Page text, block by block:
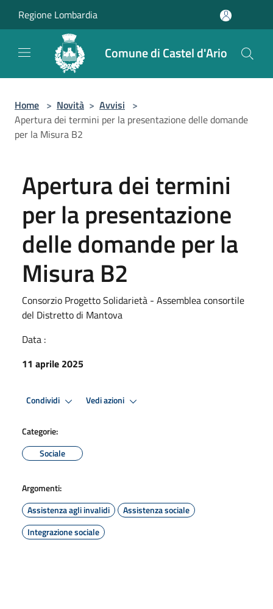
Regione Lombardia
Comune di Castel d'Ario
Home > Novità > Avvisi >
Apertura dei termini per la presentazione delle domande
per la Misura B2
Apertura dei termini
per la presentazione
delle domande per la
Misura B2
Consorzio Progetto Solidarietà - Assemblea consortile
del Distretto di Mantova
Data :
11 aprile 2025
Condividi Vedi azioni
Categorie:
Sociale
Argomenti:
Assistenza agli invalidi
Assistenza sociale
Integrazione sociale